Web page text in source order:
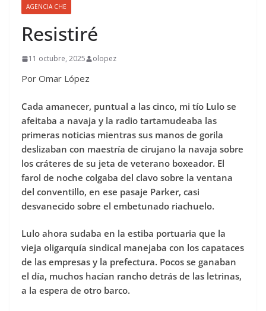
AGENCIA CHE
Resistiré
11 octubre, 2025 olopez
Por Omar López
Cada amanecer, puntual a las cinco, mi tío Lulo se
afeitaba a navaja y la radio tartamudeaba las
primeras noticias mientras sus manos de gorila
deslizaban con maestría de cirujano la navaja sobre
los cráteres de su jeta de veterano boxeador. El
farol de noche colgaba del clavo sobre la ventana
del conventillo, en ese pasaje Parker, casi
desvanecido sobre el embetunado riachuelo.
Lulo ahora sudaba en la estiba portuaria que la
vieja oligarquía sindical manejaba con los capataces
de las empresas y la prefectura. Pocos se ganaban
el día, muchos hacían rancho detrás de las letrinas,
a la espera de otro barco.